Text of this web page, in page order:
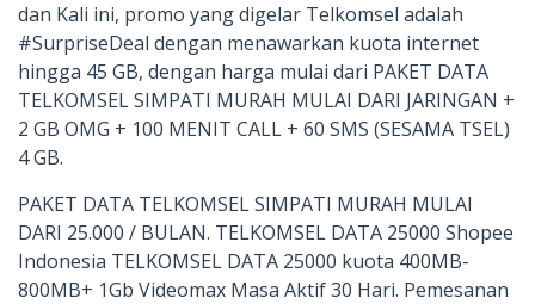
dan Kali ini, promo yang digelar Telkomsel adalah
#SurpriseDeal dengan menawarkan kuota internet
hingga 45 GB, dengan harga mulai dari PAKET DATA
TELKOMSEL SIMPATI MURAH MULAI DARI JARINGAN +
2 GB OMG + 100 MENIT CALL + 60 SMS (SESAMA TSEL)
4 GB.
PAKET DATA TELKOMSEL SIMPATI MURAH MULAI
DARI 25.000 / BULAN. TELKOMSEL DATA 25000 Shopee
Indonesia TELKOMSEL DATA 25000 kuota 400MB-
800MB+ 1Gb Videomax Masa Aktif 30 Hari. Pemesanan